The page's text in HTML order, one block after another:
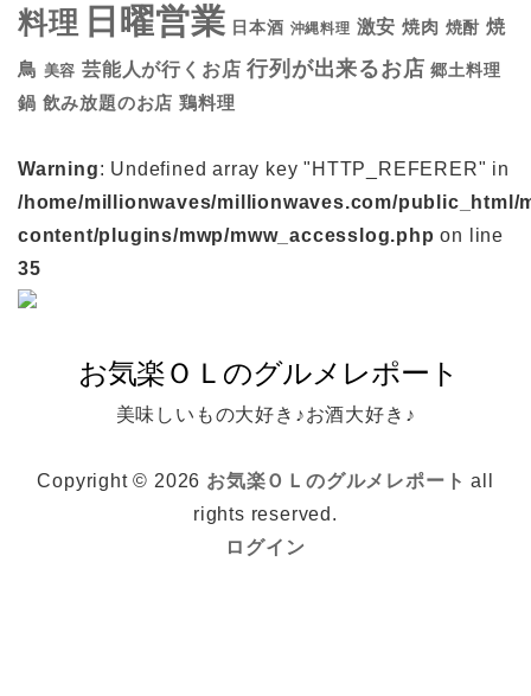
料理 日曜営業 日本酒 沖縄料理 激安 焼肉 焼酎 焼
鳥 美容 芸能人が行くお店 行列が出来るお店 郷土料理
鍋 飲み放題のお店 鶏料理
Warning: Undefined array key "HTTP_REFERER" in
/home/millionwaves/millionwaves.com/public_html/
content/plugins/mwp/mww_accesslog.php on line
35
美味しいもの大好き♪お酒大好き♪
Copyright © 2026 お気楽ＯＬのグルメレポート all
rights reserved.
ログイン